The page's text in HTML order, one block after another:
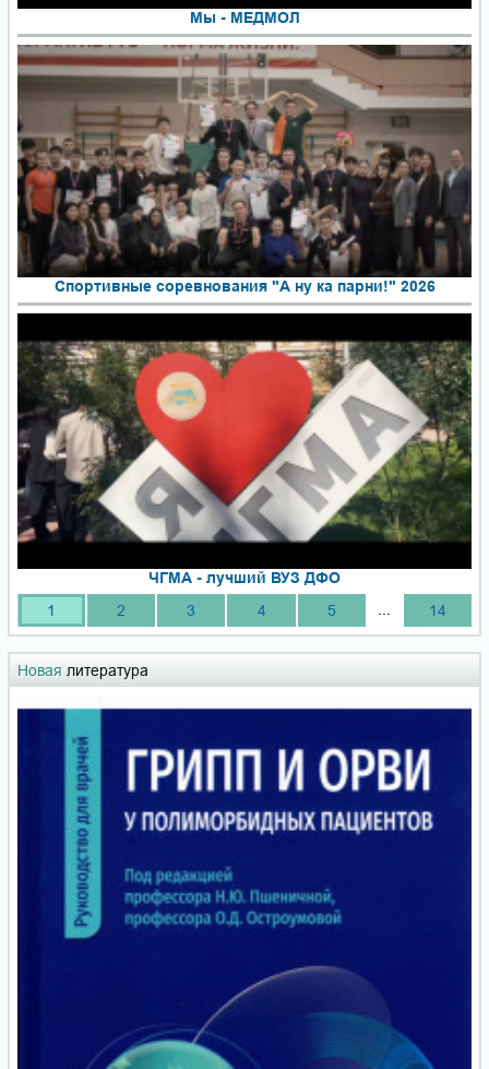
Мы - МЕДМОЛ
Спортивные соревнования "А ну ка парни!" 2026
ЧГМА - лучший ВУЗ ДФО
1
2 3 4 5 14
Новая литература